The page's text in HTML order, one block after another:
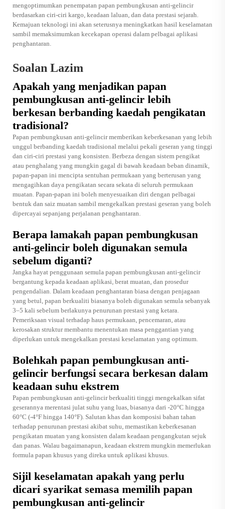
mengoptimumkan penempatan papan pembungkusan anti-gelincir
berdasarkan ciri-ciri kargo, keadaan laluan, dan data prestasi sejarah.
Kemajuan teknologi ini akan seterusnya meningkatkan hasil keselamatan
sambil memaksimumkan kecekapan operasi dalam pelbagai aplikasi
penghantaran.
Soalan Lazim
Apakah yang menjadikan papan
pembungkusan anti-gelincir lebih
berkesan berbanding kaedah pengikatan
tradisional?
Papan pembungkusan anti-gelincir memberikan keberkesanan yang lebih
unggul berbanding kaedah tradisional melalui pekali geseran yang tinggi
dan ciri-ciri prestasi yang konsisten. Berbeza dengan sistem pengikat
atau penghalang yang mungkin gagal di bawah keadaan beban dinamik,
papan-papan ini mencipta sentuhan permukaan yang berterusan yang
mengagihkan daya pengikatan secara sekata di seluruh permukaan
muatan. Papan-papan ini boleh menyesuaikan diri dengan pelbagai
bentuk dan saiz muatan sambil mengekalkan prestasi geseran yang boleh
dipercayai sepanjang perjalanan penghantaran.
Berapa lamakah papan pembungkusan
anti-gelincir boleh digunakan semula
sebelum diganti?
Jangka hayat penggunaan semula papan pembungkusan anti-gelincir
bergantung kepada keadaan aplikasi, berat muatan, dan prosedur
pengendalian. Dalam keadaan penghantaran biasa dengan penjagaan
yang betul, papan berkualiti biasanya boleh digunakan semula sebanyak
3–5 kali sebelum berlakunya penurunan prestasi yang ketara.
Pemeriksaan visual terhadap haus permukaan, pencemaran, atau
kerosakan struktur membantu menentukan masa penggantian yang
diperlukan untuk mengekalkan prestasi keselamatan yang optimum.
Bolehkah papan pembungkusan anti-
gelincir berfungsi secara berkesan dalam
keadaan suhu ekstrem
Papan pembungkusan anti-gelincir berkualiti tinggi mengekalkan sifat
geserannya merentasi julat suhu yang luas, biasanya dari -20°C hingga
60°C (-4°F hingga 140°F). Salutan khas dan komposisi bahan tahan
terhadap penurunan prestasi akibat suhu, memastikan keberkesanan
pengikatan muatan yang konsisten dalam keadaan pengangkutan sejuk
dan panas. Walau bagaimanapun, keadaan ekstrem mungkin memerlukan
formula papan khusus yang direka untuk aplikasi khusus.
Sijil keselamatan apakah yang perlu
dicari syarikat semasa memilih papan
pembungkusan anti-gelincir